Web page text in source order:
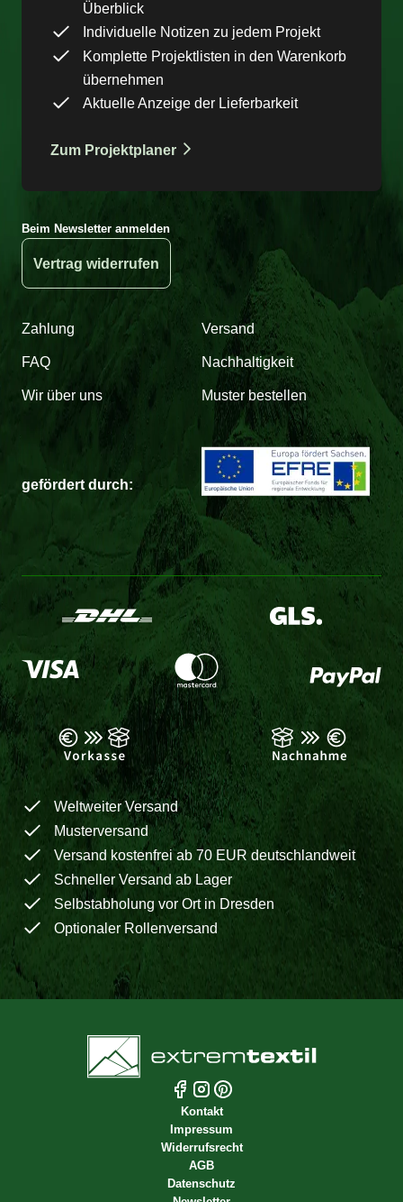
Überblick
Individuelle Notizen zu jedem Projekt
Komplette Projektlisten in den Warenkorb
übernehmen
Aktuelle Anzeige der Lieferbarkeit
Zum Projektplaner
Beim Newsletter anmelden
Vertrag widerrufen
Zahlung Versand
FAQ Nachhaltigkeit
Wir über uns Muster bestellen
gefördert durch:
Weltweiter Versand
Musterversand
Versand kostenfrei ab 70 EUR deutschlandweit
Schneller Versand ab Lager
Selbstabholung vor Ort in Dresden
Optionaler Rollenversand
Kontakt
Impressum
Widerrufsrecht
AGB
Datenschutz